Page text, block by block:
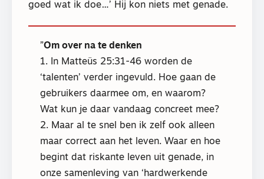
goed wat ik doe…’ Hij kon niets met genade.
Om over na te denken
1. In Matteüs 25:31-46 worden de
‘talenten’ verder ingevuld. Hoe gaan de
gebruikers daarmee om, en waarom?
Wat kun je daar vandaag concreet mee?
2. Maar al te snel ben ik zelf ook alleen
maar correct aan het leven. Waar en hoe
begint dat riskante leven uit genade, in
onze samenleving van ‘hardwerkende